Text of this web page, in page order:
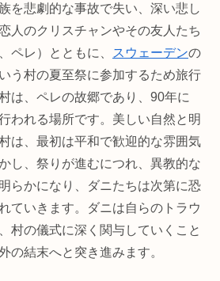
を悲劇的な事故で失い、深い悲し
人のクリスチャンやその友人たち
ペレ）とともに、
スウェーデンの
う村の夏至祭に参加するため旅行
は、ペレの故郷であり、90年に
われる場所です。美しい自然と明
は、最初は平和で歓迎的な雰囲気
し、祭りが進むにつれ、異教的な
らかになり、ダニたちは次第に恐
ていきます。ダニは自らのトラウ
村の儀式に深く関与していくこと
の結末へと突き進みます。